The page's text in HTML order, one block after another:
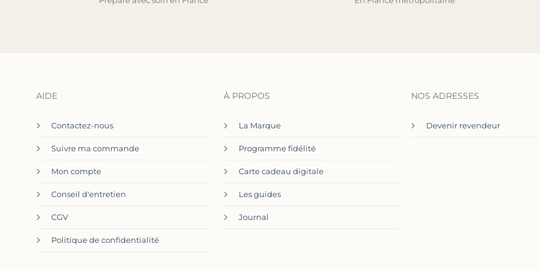
AIDE
Contactez-nous
Suivre ma commande
Mon compte
Conseil d'entretien
CGV
Politique de confidentialité
À PROPOS
La Marque
Programme fidélité
Carte cadeau digitale
Les guides
Journal
NOS ADRESSES
Devenir revendeur